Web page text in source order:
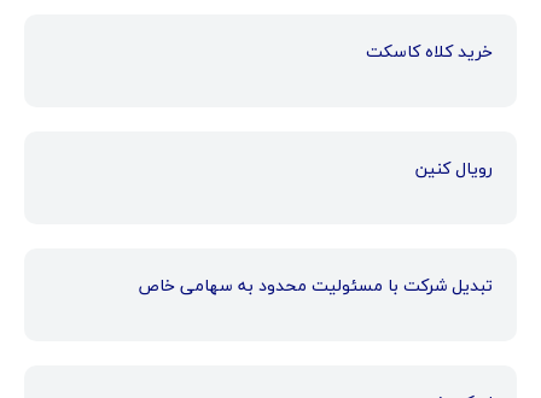
خرید کلاه کاسکت
رویال کنین
تبدیل شرکت با مسئولیت محدود به سهامی خاص